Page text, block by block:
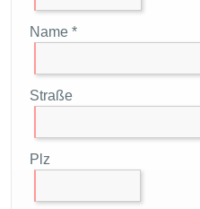
Name *
Straße
Plz